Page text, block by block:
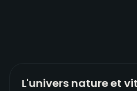
L'univers nature et